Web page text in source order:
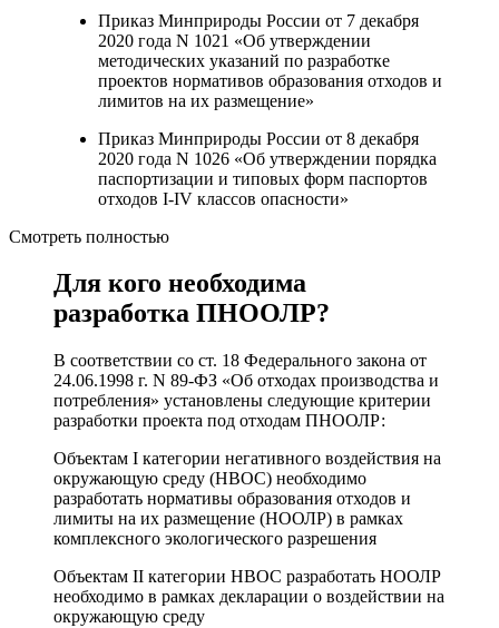
Приказ Минприроды России от 7 декабря
2020 года N 1021 «Об утверждении
методических указаний по разработке
проектов нормативов образования отходов и
лимитов на их размещение»
Приказ Минприроды России от 8 декабря
2020 года N 1026 «Об утверждении порядка
паспортизации и типовых форм паспортов
отходов I-IV классов опасности»
Смотреть полностью
Для кого необходима
разработка ПНООЛР?
В соответствии со ст. 18 Федерального закона от
24.06.1998 г. N 89-ФЗ «Об отходах производства и
потребления» установлены следующие критерии
разработки проекта под отходам ПНООЛР:
Объектам I категории негативного воздействия на
окружающую среду (НВОС) необходимо
разработать нормативы образования отходов и
лимиты на их размещение (НООЛР) в рамках
комплексного экологического разрешения
Объектам II категории НВОС разработать НООЛР
необходимо в рамках декларации о воздействии на
окружающую среду